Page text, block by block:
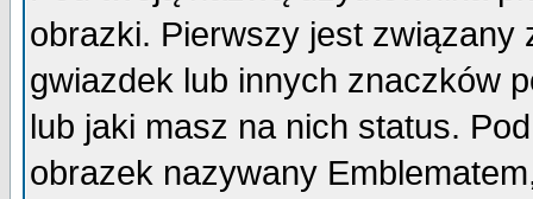
obrazki. Pierwszy jest
gwiazdek lub innych znaczków
lub jaki masz na nich status.
obrazek nazywany